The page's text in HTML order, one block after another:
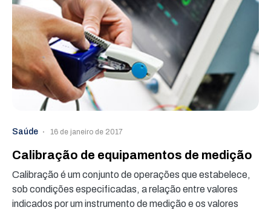
Saúde 16 de janeiro de 2017
Calibração de equipamentos de medição
Calibração é um conjunto de operações que estabelece,
sob condições especificadas, a relação entre valores
indicados por um instrumento de medição e os valores